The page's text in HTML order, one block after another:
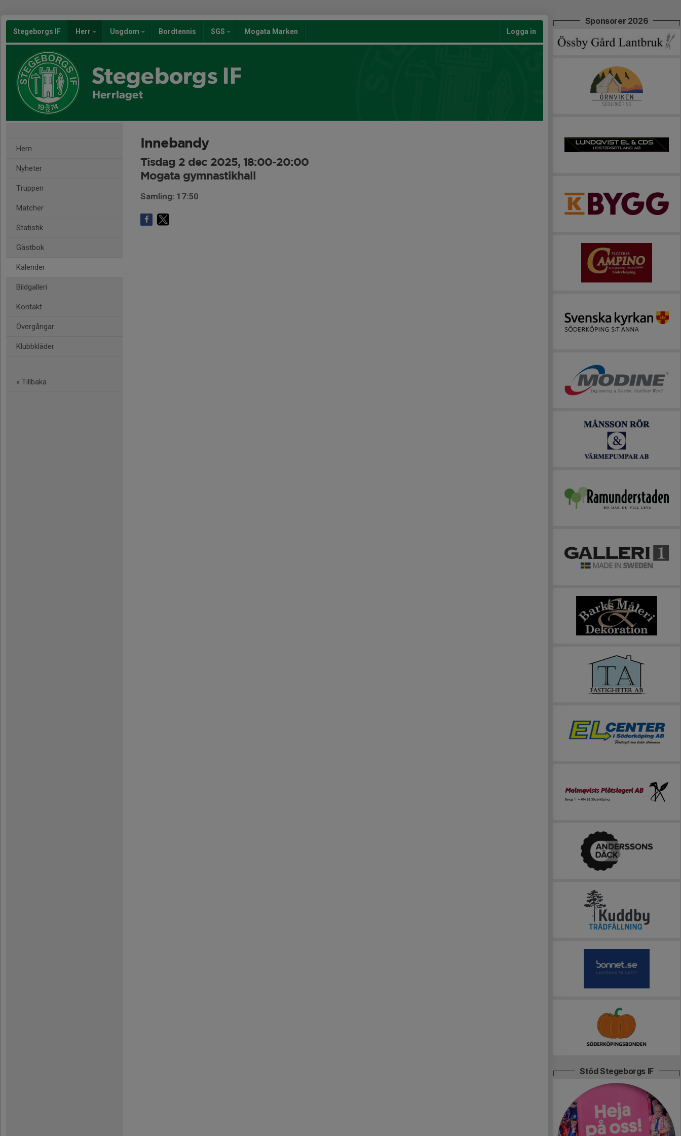
Stegeborgs IF Herr Ungdom Bordtennis SGS Mogata Marken Logga in
Stegeborgs IF
Herrlaget
Hem
Nyheter
Truppen
Matcher
Statistik
Gästbok
Kalender
Bildgalleri
Kontakt
Övergångar
Klubbkläder
« Tillbaka
Innebandy
Tisdag 2 dec 2025, 18:00-20:00
Mogata gymnastikhall
Samling: 17:50
Sponsorer 2026
Stöd Stegeborgs IF